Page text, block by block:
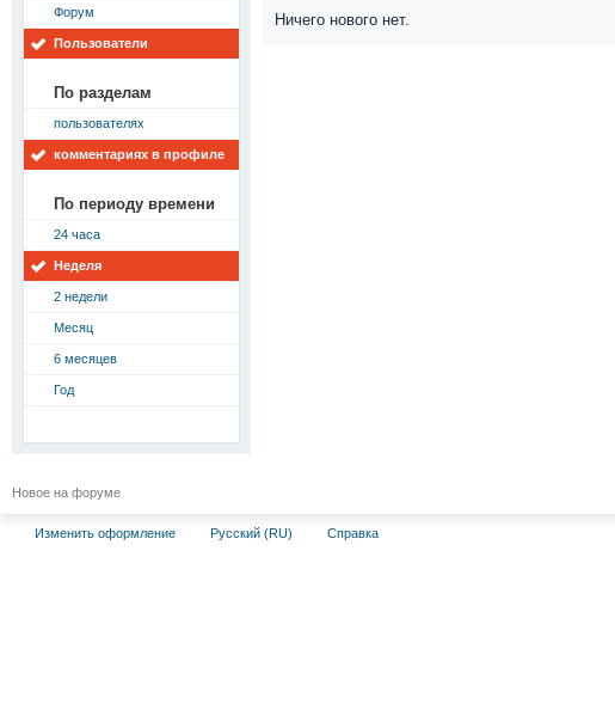
Форум
Пользователи
По разделам
пользователях
комментариях в профиле
По периоду времени
24 часа
Неделя
2 недели
Месяц
6 месяцев
Год
Ничего нового нет.
Новое на форуме
Изменить оформление Русский (RU) Справка